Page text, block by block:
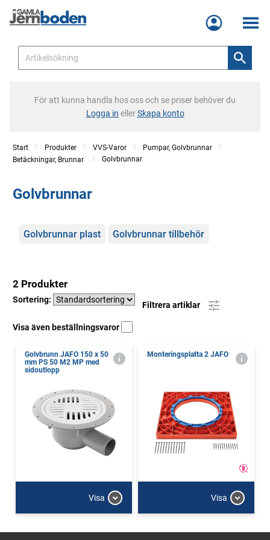
Meny
För att kunna handla hos oss och se priser behöver du
Logga in ellerSkapa konto
Start Produkter VVS-Varor
Pumpar, Golvbrunnar
Betäckningar, Brunnar
Golvbrunnar
Golvbrunnar
Kategorier
Golvbrunnar plast Golvbrunnar tillbehör
2 Produkter
Sortering:
Filtrera artiklar
Visa även beställningsvaror
Golvbrunn JAFO 150 x 50
mm PS 50 M2 MP med
sidoutlopp
Visa
Monteringsplatta 2 JAFO
Visa